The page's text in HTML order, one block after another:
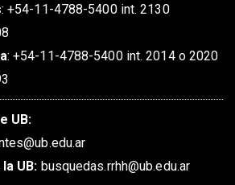
:+54-11-4788-5400 int. 2130
:+54-11-4788-5400 int. 2014 o 2020
UB:
UB: busquedas.rrhh@ub.edu.ar